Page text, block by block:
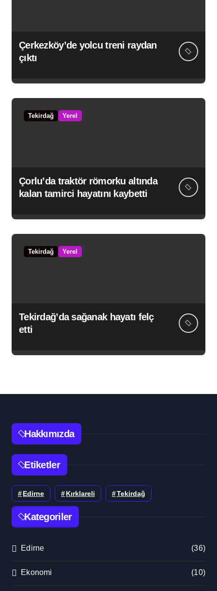
Çerkezköy’de yolcu treni raydan
çıktı
Tekirdağ Yerel
Çorlu’da traktör römorku altında
kalan tamirci hayatını kaybetti
Tekirdağ Yerel
Tekirdağ’da sağanak hayatı felç
etti
Hakkımızda
Etiketler
Edirne Kırklareli Tekirdağ
Kategoriler
Edirne (36)
Ekonomi (10)